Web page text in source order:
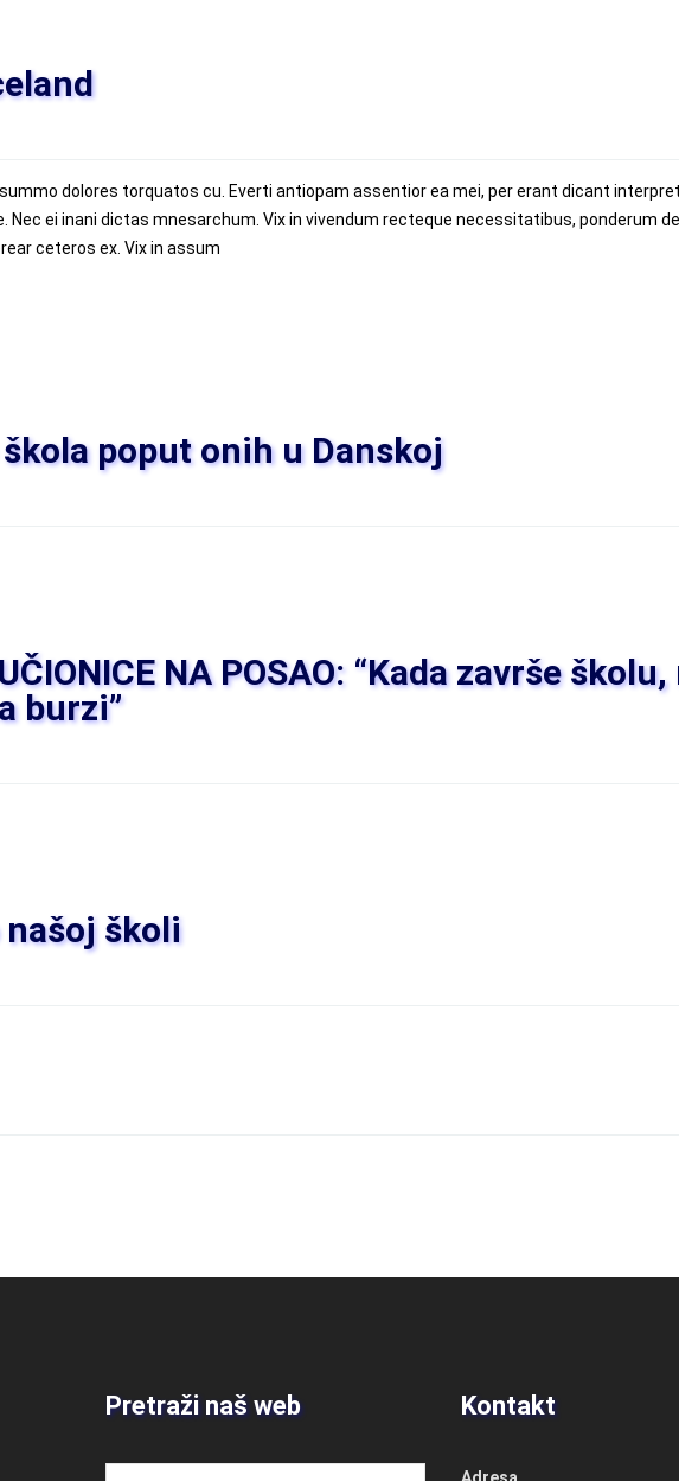
dolores torquatos cu. Everti antiopam assentior ea mei, per erant dicant
Nec ei inani dictas mnesarchum. Vix in vivendum recteque necessitatibus, ponderum
ceteros ex. Vix in assum
poput onih u Danskoj
NA POSAO: “Kada završe
burzi”
školi
Pretraži naš web Kontakt